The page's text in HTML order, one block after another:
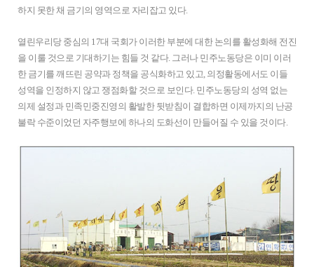
하지 못한 채 금기의 영역으로 자리잡고 있다.
열린우리당 중심의 17대 국회가 이러한 부분에 대한 논의를 활성화해 전진
을 이룰 것으로 기대하기는 힘들 것 같다. 그러나 민주노동당은 이미 이러
한 금기를 깨뜨린 공약과 정책을 공식화하고 있고, 의정활동에서도 이들
성역을 인정하지 않고 쟁점화할 것으로 보인다. 민주노동당의 성역 없는
의제 설정과 민족민중진영의 활발한 뒷받침이 결합하면 이제까지의 난공
불락 수준이었던 자주행보에 하나의 도화선이 만들어질 수 있을 것이다.